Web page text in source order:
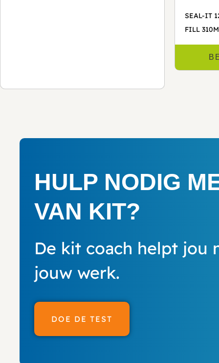
SEAL-IT
FILL
HULP NODIG
VAN KIT?
De kit coach helpt jou
jouw werk.
DOE DE TEST